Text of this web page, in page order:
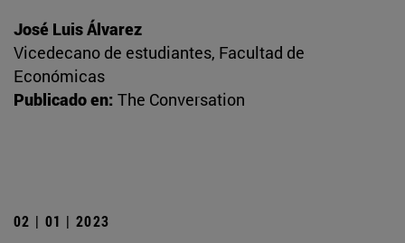
José Luis Álvarez
Vicedecano de estudiantes, Facultad de
Económicas
Publicado en: The Conversation
02 | 01 | 2023